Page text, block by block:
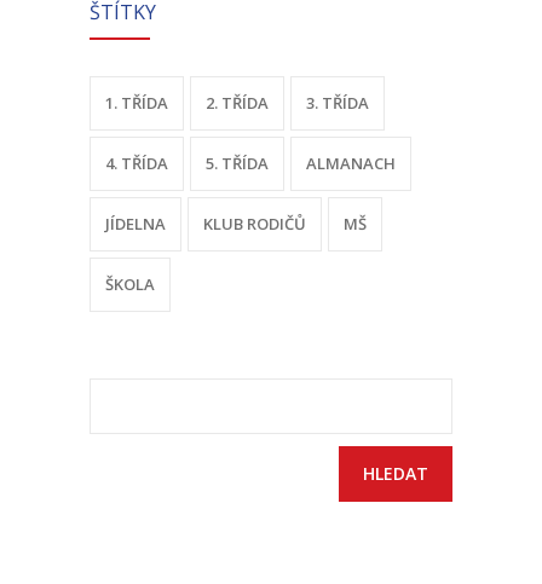
-- Sportovní areál
---- Tělocvična
Kontakt
ŠTÍTKY
1. TŘÍDA 2. TŘÍDA 3. TŘÍDA
4. TŘÍDA 5. TŘÍDA ALMANACH
JÍDELNA KLUB RODIČŮ MŠ
ŠKOLA